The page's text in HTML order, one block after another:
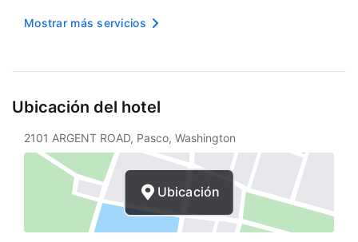
Aparcamiento accesible para sillas de
Traslados gratuitos al aeropuerto
Sala con acceso para sillas de ruedas
disponibles
Recarga de autos eléctricos
Servicio de café en el lobby
Mostrar más servicios
Ubicación del hotel
2101 ARGENT ROAD, Pasco, Washington
Ubicación